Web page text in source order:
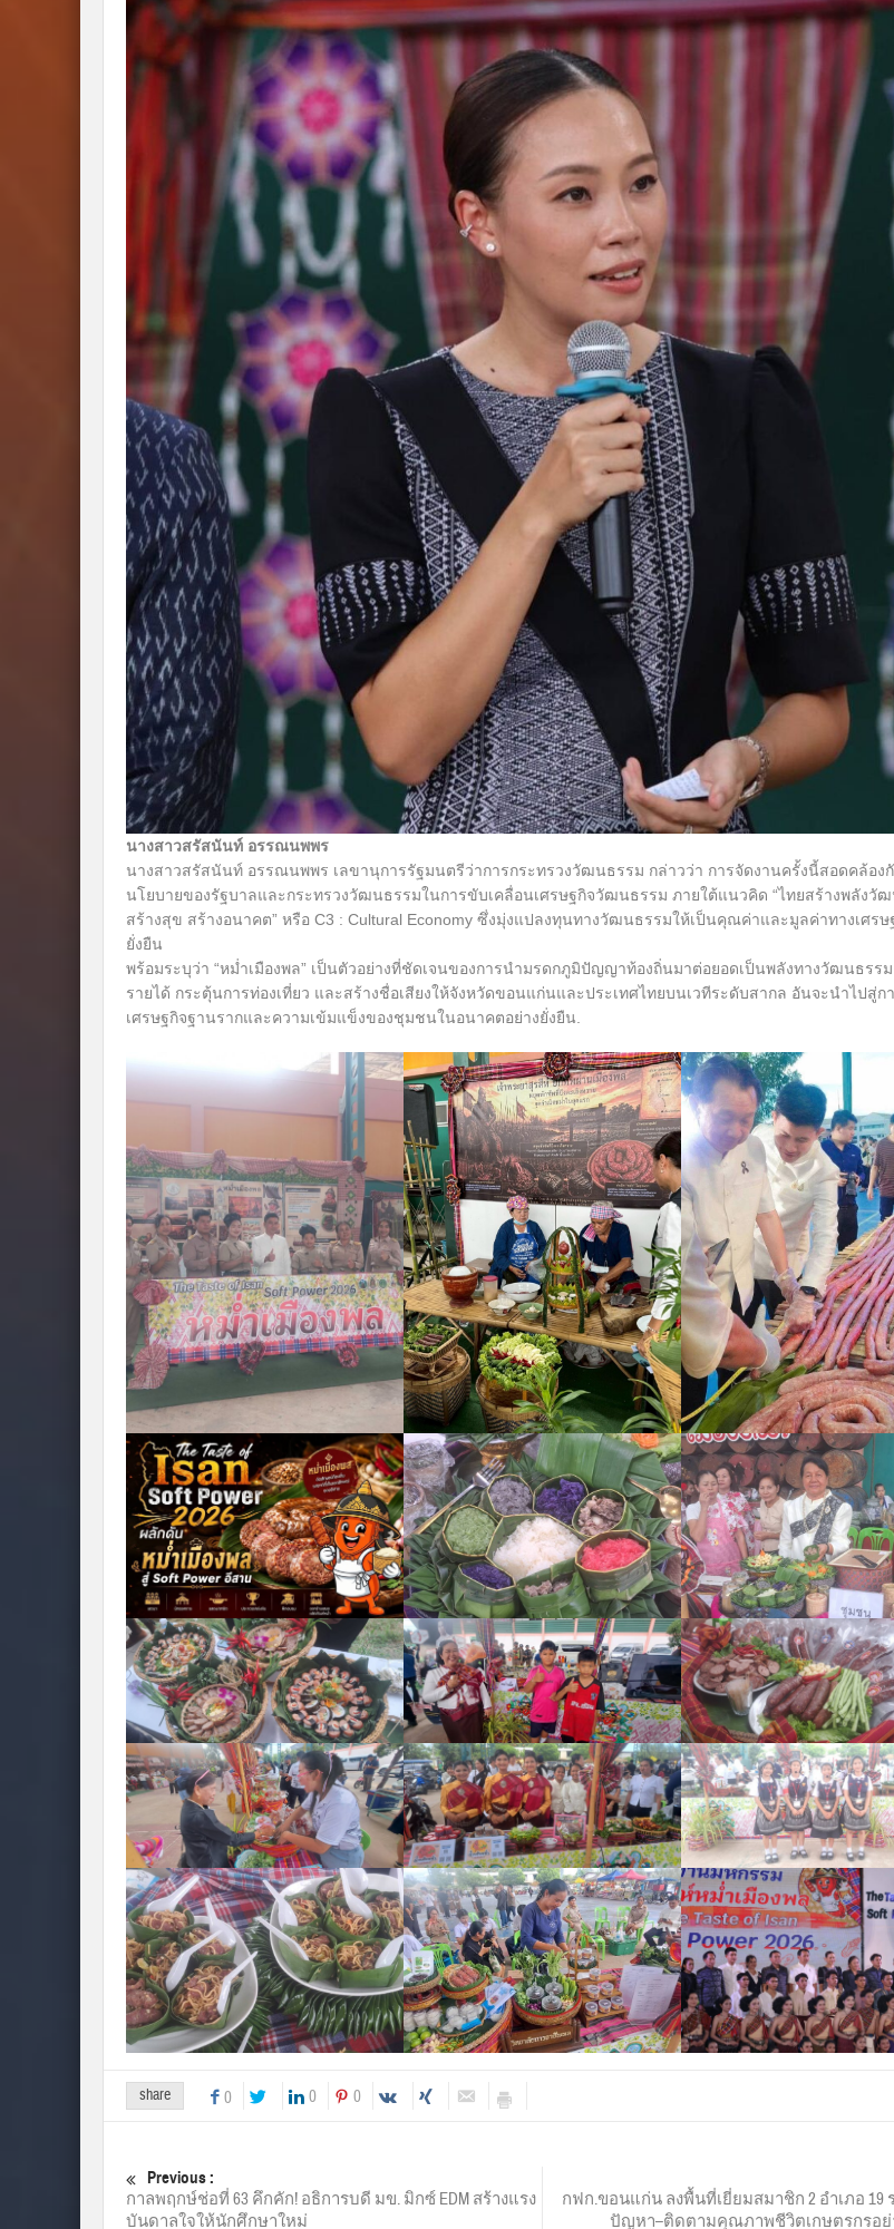
นางสาวสรัสนันท์ อรรณนพพร
นางสาวสรัสนันท์ อรรณนพพร เลขานุการรัฐมนตรีว่าการกระทรวงวัฒนธรรม กล่าวว่า การจัดงานครั้งนี้สอดคล้อง
นโยบายของรัฐบาลและกระทรวงวัฒนธรรมในการขับเคลื่อนเศรษฐกิจวัฒนธรรม ภายใต้แนวคิด “ไทยสร้างพลังวั
สร้างสุข สร้างอนาคต” หรือ C3 : Cultural Economy ซึ่งมุ่งแปลงทุนทางวัฒนธรรมให้เป็นคุณค่าและมูลค่าทางเศรษ
ยั่งยืน
พร้อมระบุว่า “หม่ำเมืองพล” เป็นตัวอย่างที่ชัดเจนของการนำมรดกภูมิปัญญาท้องถิ่นมาต่อยอดเป็นพลังทางวัฒนธรรม
รายได้ กระตุ้นการท่องเที่ยว และสร้างชื่อเสียงให้จังหวัดขอนแก่นและประเทศไทยบนเวทีระดับสากล อันจะนำไปสู่
เศรษฐกิจฐานรากและความเข้มแข็งของชุมชนในอนาคตอย่างยั่งยืน.
share 0 0 0
Previous :
กาลพฤกษ์ช่อที่ 63 คึกคัก! อธิการบดี มข. มิกซ์ EDM สร้างแรง
บันดาลใจให้นักศึกษาใหม่
กฟก.ขอนแก่น ลงพื้นที่เยี่ยมสมาชิก 2 อำเภอ 19
ปัญหา–ติดตามคุณภาพชีวิตเกษตรกรอย่